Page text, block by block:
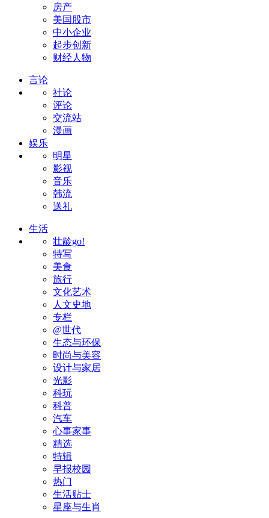
房产
美国股市
中小企业
起步创新
财经人物
言论
社论
评论
交流站
漫画
娱乐
明星
影视
音乐
韩流
送礼
生活
壮龄go!
特写
美食
旅行
文化艺术
人文史地
专栏
@世代
生态与环保
时尚与美容
设计与家居
光影
科玩
科普
汽车
心事家事
精选
特辑
早报校园
热门
生活贴士
星座与生肖